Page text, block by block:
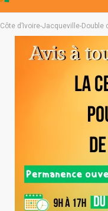
Côte d’Ivoire-Jacqueville-